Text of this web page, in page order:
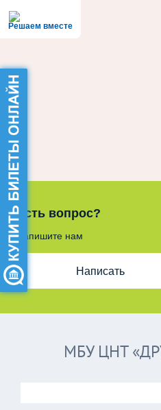
Решаем вместе
Есть вопрос?
Напишите нам
Написать
МБУ ЦНТ